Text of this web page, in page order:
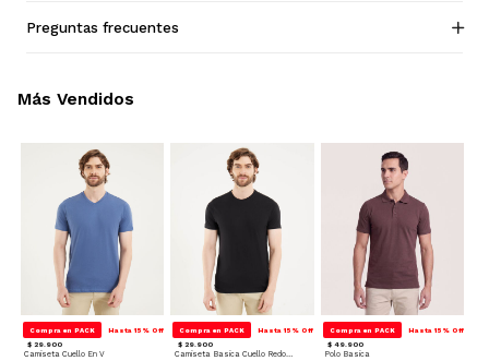
Preguntas frecuentes
Compra en PACK Hasta 15% Off
$ 29.900
Camiseta Cuello En V
Compra en PACK Hasta 15% Off
$ 29.900
Camiseta Basica Cuello Redondo
Compra en PACK Hasta 15% Off
$ 49.900
Polo Basica
Más Vendidos